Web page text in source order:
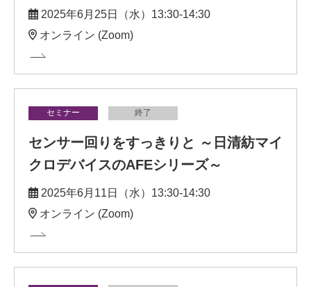
2025年6月25日（水）13:30-14:30
オンライン (Zoom)
セミナー 終了
センサー回りをすっきりと ～日清紡マイ
クロデバイスのAFEシリーズ～
2025年6月11日（水）13:30-14:30
オンライン (Zoom)